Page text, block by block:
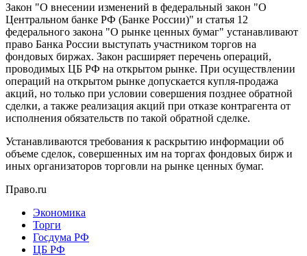
Закон "О внесении изменений в федеральный закон "О
Центральном банке РФ (Банке России)" и статья 12
федерального закона "О рынке ценных бумаг" устанавливают
право Банка России выступать участником торгов на
фондовых биржах. Закон расширяет перечень операций,
проводимых ЦБ РФ на открытом рынке. При осуществлении
операций на открытом рынке допускается купля-продажа
акций, но только при условии совершения позднее обратной
сделки, а также реализация акций при отказе контрагента от
исполнения обязательств по такой обратной сделке.
Устанавливаются требования к раскрытию информации об
объеме сделок, совершенных им на торгах фондовых бирж и
иных организаторов торговли на рынке ценных бумаг.
Право.ru
Экономика
Торги
Госдума РФ
ЦБ РФ